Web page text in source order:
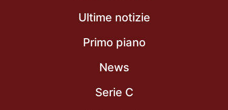
Ultime notizie
Primo piano
News
Serie C